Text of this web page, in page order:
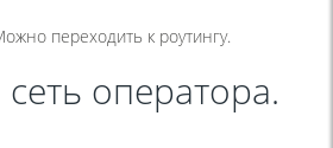
переходить к роутингу.
оператора.